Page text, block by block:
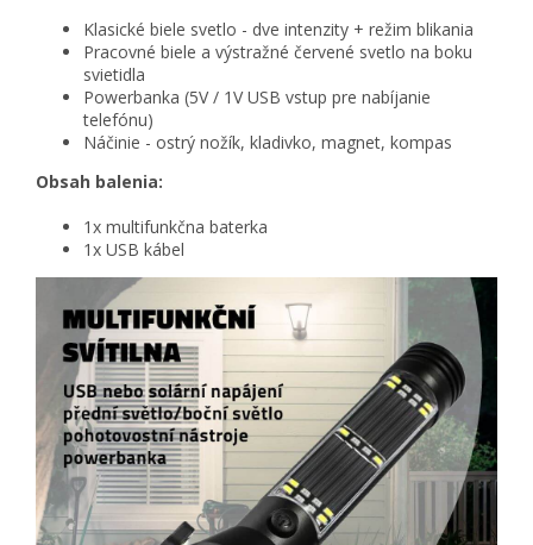
Klasické biele svetlo - dve intenzity + režim blikania
Pracovné biele a výstražné červené svetlo na boku
svietidla
Powerbanka (5V / 1V USB vstup pre nabíjanie
telefónu)
Náčinie - ostrý nožík, kladivko, magnet, kompas
Obsah balenia:
1x multifunkčna baterka
1x USB kábel